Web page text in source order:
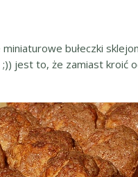
bułeczki
jest to, że zamiast kroić